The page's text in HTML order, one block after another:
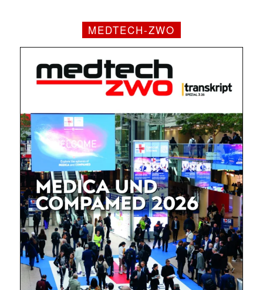
MEDTECH-ZWO